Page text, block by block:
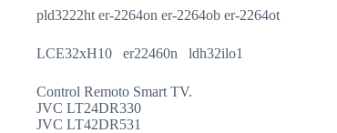
pld3222ht er-2264on er-2264ob er-2264ot
LCE32xH10 er22460n ldh32ilo1
Control Remoto Smart TV.
JVC LT24DR330
JVC LT42DR531